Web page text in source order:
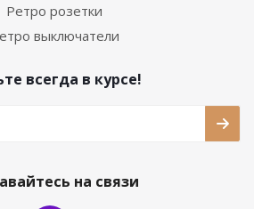
Ретро розетки
выключатели
всегда в курсе!
на связи